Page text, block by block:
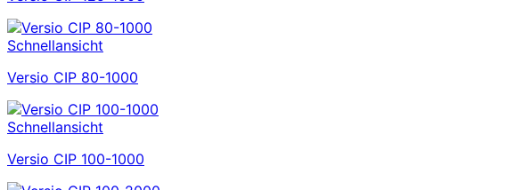
Schnellansicht
Versio CIP 80-1000
Schnellansicht
Versio CIP 100-1000